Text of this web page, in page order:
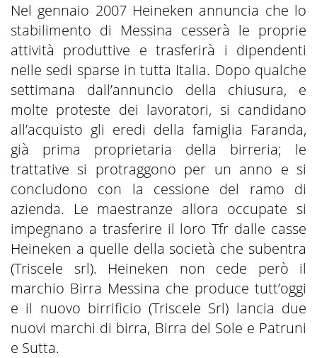
Nel gennaio 2007 Heineken annuncia che lo
stabilimento di Messina cesserà le proprie
attività produttive e trasferirà i dipendenti
nelle sedi sparse in tutta Italia. Dopo qualche
settimana dall’annuncio della chiusura, e
molte proteste dei lavoratori, si candidano
all’acquisto gli eredi della famiglia Faranda,
già prima proprietaria della birreria; le
trattative si protraggono per un anno e si
concludono con la cessione del ramo di
azienda. Le maestranze allora occupate si
impegnano a trasferire il loro Tfr dalle casse
Heineken a quelle della società che subentra
(Triscele srl). Heineken non cede però il
marchio Birra Messina che produce tutt’oggi
e il nuovo birrificio (Triscele Srl) lancia due
nuovi marchi di birra, Birra del Sole e Patruni
e Sutta.